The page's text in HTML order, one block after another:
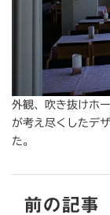
外観、吹き抜けホ
が考え尽くしたデ
た。
前の記事